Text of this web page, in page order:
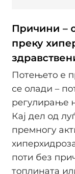
Причини –
преку
Потењето е
се олади –
регулирање
Кај дел од
премногу
поти без
топлината